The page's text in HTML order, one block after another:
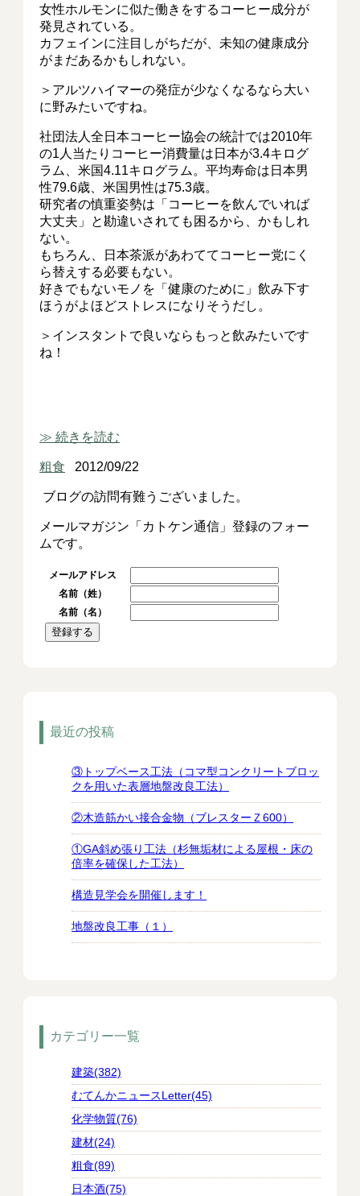
女性ホルモンに似た働きをするコーヒー成分が
発見されている。
カフェインに注目しがちだが、未知の健康成分
がまだあるかもしれない。
＞アルツハイマーの発症が少なくなるなら大い
に野みたいですね。
社団法人全日本コーヒー協会の統計では2010年
の1人当たりコーヒー消費量は日本が3.4キログ
ラム、米国4.11キログラム。平均寿命は日本男
性79.6歳、米国男性は75.3歳。
研究者の慎重姿勢は「コーヒーを飲んでいれば
大丈夫」と勘違いされても困るから、かもしれ
ない。
もちろん、日本茶派があわててコーヒー党にく
ら替えする必要もない。
好きでもないモノを「健康のために」飲み下す
ほうがよほどストレスになりそうだし。
＞インスタントで良いならもっと飲みたいです
ね！
≫ 続きを読む
粗食 2012/09/22
ブログの訪問有難うございました。
メールマガジン「カトケン通信」登録のフォー
ムです。
メールアドレス
名前（姓）
名前（名）
最近の投稿
③トップベース工法（コマ型コンクリートブロッ
クを用いた表層地盤改良工法）
②木造筋かい接合金物（ブレスターＺ600）
①GA斜め張り工法（杉無垢材による屋根・床の
倍率を確保した工法）
構造見学会を開催します！
地盤改良工事（１）
カテゴリー一覧
建築(382)
むてんかニュースLetter(45)
化学物質(76)
建材(24)
粗食(89)
日本酒(75)